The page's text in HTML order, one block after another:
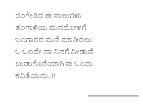
ರಂಗೇರಿದ ಈ ಸಾಲುಗಳು
ತಂಗಾಳಿಯ ಮನದೋಳಗೆ
ಬಂಗಾರದ ಮನೆ ಮಾಡಿರಲು
ಓ ಒಲವೇ ನಾ ನಿನಗೆ ನೀಡುವೆ
ಉಡುಗೊರೆಯಾಗಿ ಈ ಒಂದು
ಕವಿತೆಯನು..!!